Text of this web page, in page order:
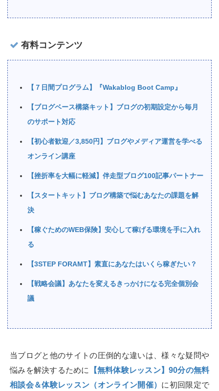
有料コンテンツ
【７日間プログラム】『Wakablog Boot Camp』
【ブログベース構築キット】ブログの初期設定から毎月
のサポート対応
【初心者歓迎／3,850円】ブログやメディア運営を学べる
オンライン講座
【挫折率を大幅に軽減】伴走型ブログ100記事パートナー
【スタートキット】ブログ構築で悩むあなたの課題を解
決
【稼ぐためのWEB保険】安心して稼げる環境を手に入れ
る
【3STEP FORAMT】素直にあなたはいくら稼ぎたい？
【戦略会議】あなたを変えるきっかけになる完全個別会
議
当ブログと他のサイトの圧倒的な違いは、様々な疑問や
悩みを解決するために
【無料体験レッスン】90分の無料
相談会＆体験レッスン（オンライン開催） に初回限定で